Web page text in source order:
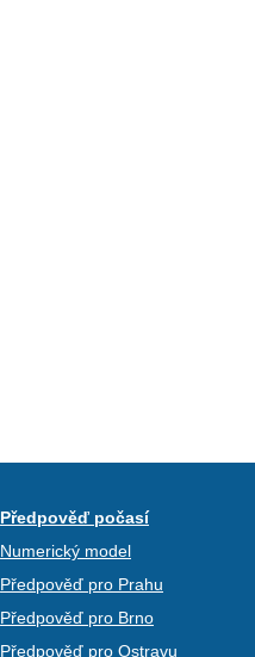
Předpověď počasí
Numerický model
Předpověď pro Prahu
Předpověď pro Brno
Předpověď pro Ostravu